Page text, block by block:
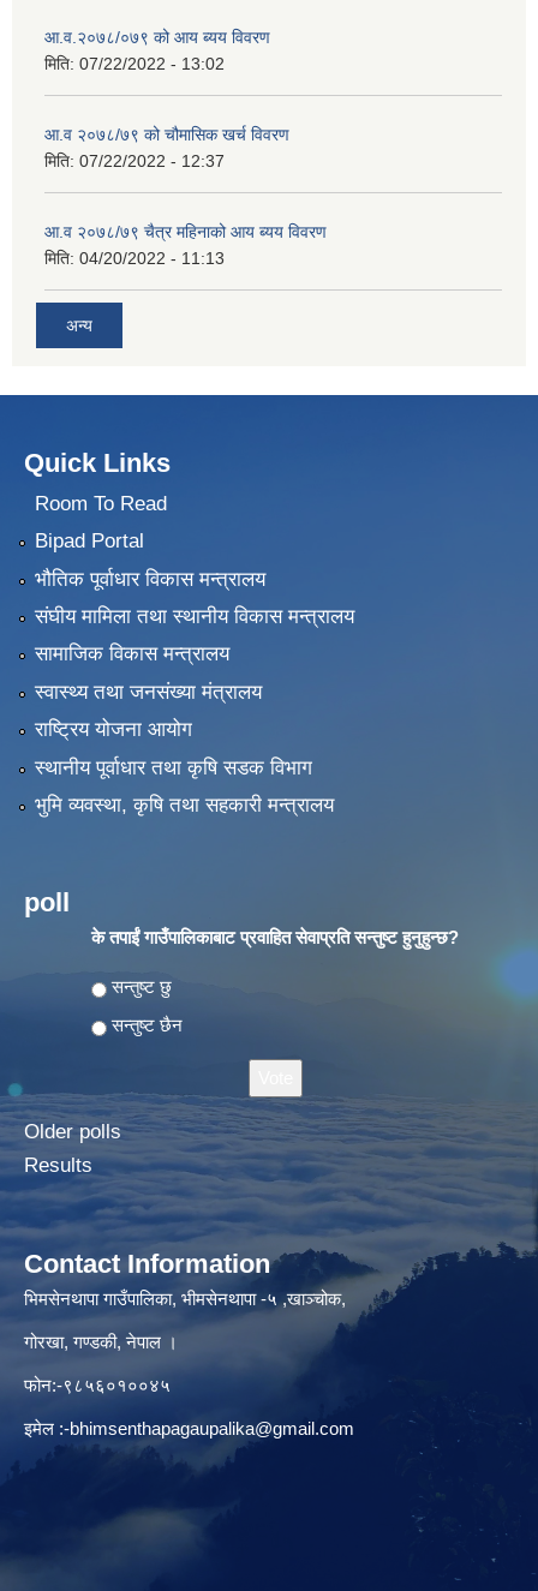
आ.व.२०७८/०७९ को आय ब्यय विवरण
मिति: 07/22/2022 - 13:02
आ.व २०७८/७९ को चौमासिक खर्च विवरण
मिति: 07/22/2022 - 12:37
आ.व २०७८/७९ चैत्र महिनाको आय ब्यय विवरण
मिति: 04/20/2022 - 11:13
अन्य
Quick Links
Room To Read
Bipad Portal
भौतिक पूर्वाधार विकास मन्त्रालय
संघीय मामिला तथा स्थानीय विकास मन्त्रालय
सामाजिक विकास मन्त्रालय
स्वास्थ्य तथा जनसंख्या मंत्रालय
राष्ट्रिय योजना आयोग
स्थानीय पूर्वाधार तथा कृषि सडक विभाग
भुमि व्यवस्था, कृषि तथा सहकारी मन्त्रालय
poll
के तपाईं गाउँपालिकाबाट प्रवाहित सेवाप्रति सन्तुष्ट हुनुहुन्छ?
Choices
सन्तुष्ट छु
सन्तुष्ट छैन
Older polls
Results
Contact Information
भिमसेनथापा गाउँपालिका, भीमसेनथापा -५ ,खाञ्चोक,
गोरखा, गण्डकी, नेपाल ।
फोन:-९८५६०१००४५
इमेल :-bhimsenthapagaupalika@gmail.com